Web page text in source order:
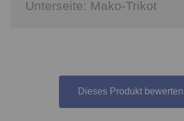
Unterseite: Mako-Trikot
Dieses Produkt bewerten